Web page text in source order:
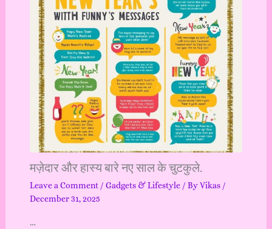
मज़ेदार और हास्य बारे नए साल के चुटकुले.
Leave a Comment / Gadgets & Lifestyle/ ByVikas /
December 31, 2025
…